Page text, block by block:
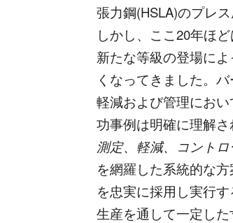
張力鋼(HSLA)のプレ
しかし、ここ20年ほ
新たな等級の登場に
くなってきました。
軽減および管理にお
功事例は明確に理解さ
測定、 軽減、コント
を網羅した系統的な
を忠実に採用し実行
生産を通して一定し